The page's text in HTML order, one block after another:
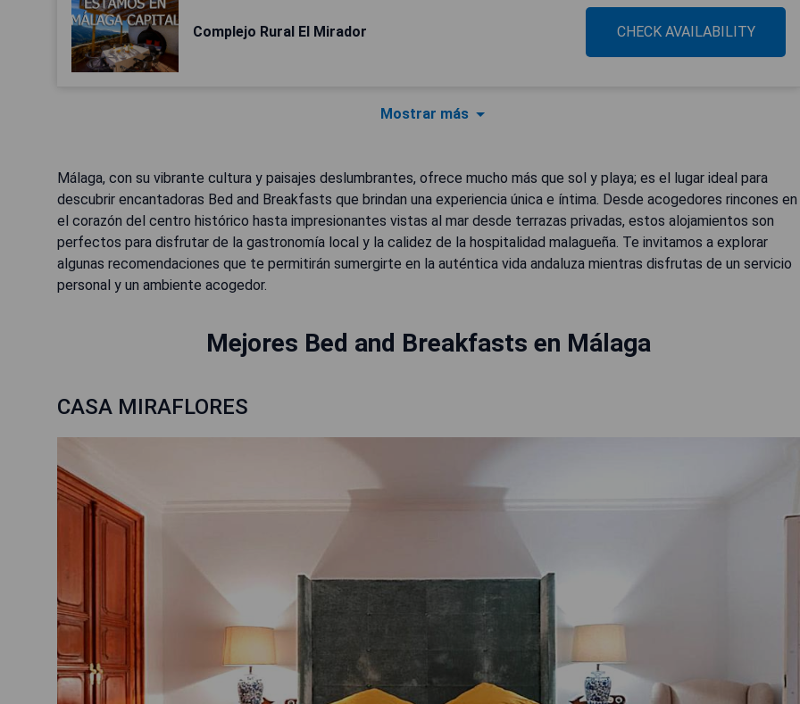
Complejo Rural El Mirador CHECK AVAILABILITY
Mostrar más
Málaga, con su vibrante cultura y paisajes deslumbrantes, ofrece mucho más que sol y playa; es el lugar ideal para
descubrir encantadoras Bed and Breakfasts que brindan una experiencia única e íntima. Desde acogedores rincones en
el corazón del centro histórico hasta impresionantes vistas al mar desde terrazas privadas, estos alojamientos son
perfectos para disfrutar de la gastronomía local y la calidez de la hospitalidad malagueña. Te invitamos a explorar
algunas recomendaciones que te permitirán sumergirte en la auténtica vida andaluza mientras disfrutas de un servicio
personal y un ambiente acogedor.
Mejores Bed and Breakfasts en Málaga
CASA MIRAFLORES